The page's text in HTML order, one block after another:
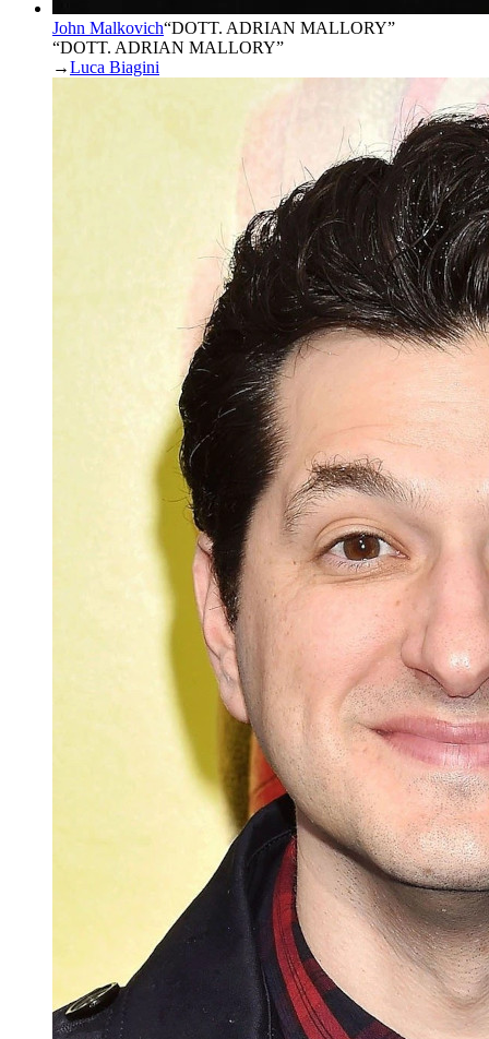
John Malkovich“DOTT. ADRIAN MALLORY”
“DOTT. ADRIAN MALLORY”
→Luca Biagini